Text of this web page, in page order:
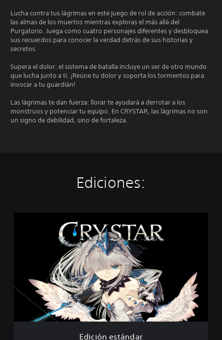
Lucha contra tus lágrimas en este juego de rol de acción: combate
las almas de los muertos mientras exploras el más allá del
Purgatorio. Juega como cuatro personajes diferentes y desbloquea
sus recuerdos para conocer la verdad detrás de sus historias y
secretos.
Supera el dolor: el sistema de batalla incluye un ser de otro mundo
que lucha junto a ti. ¡Reúne tu dolor y soporta los tormentos para
invocar a tu guardián!
Las lágrimas te dan fuerza: llorar te ayudará a derrotar a los
monstruos y potenciar tu equipo. En CRYSTAR, las lágrimas no son
un signo de debilidad, sino de fortaleza.
Ediciones:
n
Edición estándar